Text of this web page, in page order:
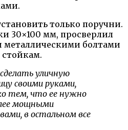
только поручни.
30×100 мм, просверлил
металлическими болтами
уличную
своими руками,
тем, что ее нужно
мощными
в остальном все